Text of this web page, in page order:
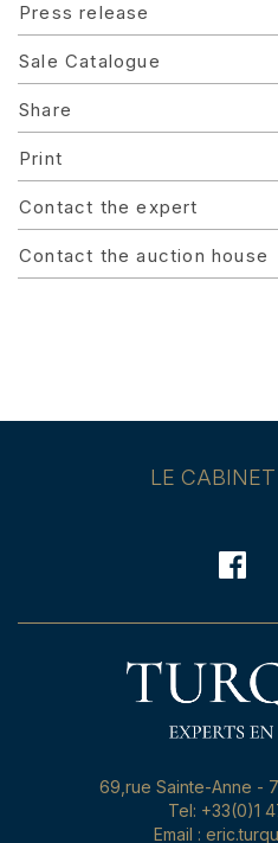
Press release
Sale Catalogue
Share
Print
Contact the expert
Contact the auction house
LE
69,rue Sainte-Anne -
Tel: +33(0)1
Email :